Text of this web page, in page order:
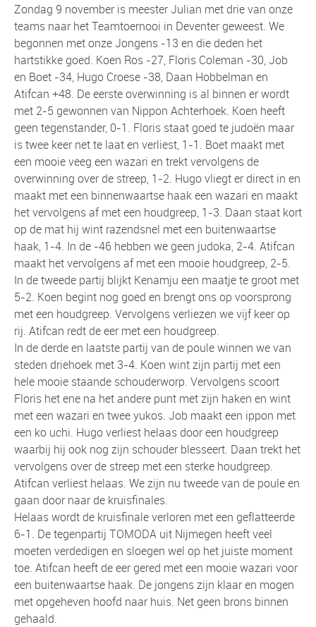
Zondag 9 november is meester Julian met drie van onze
teams naar het Teamtoernooi in Deventer geweest. We
begonnen met onze Jongens -13 en die deden het
hartstikke goed. Koen Ros -27, Floris Coleman -30, Job
en Boet -34, Hugo Croese -38, Daan Hobbelman en
Atifcan +48. De eerste overwinning is al binnen er wordt
met 2-5 gewonnen van Nippon Achterhoek. Koen heeft
geen tegenstander, 0-1. Floris staat goed te judoën maar
is twee keer net te laat en verliest, 1-1. Boet maakt met
een mooie veeg een wazari en trekt vervolgens de
overwinning over de streep, 1-2. Hugo vliegt er direct in en
maakt met een binnenwaartse haak een wazari en maakt
het vervolgens af met een houdgreep, 1-3. Daan staat kort
op de mat hij wint razendsnel met een buitenwaartse
haak, 1-4. In de -46 hebben we geen judoka, 2-4. Atifcan
maakt het vervolgens af met een mooie houdgreep, 2-5.
In de tweede partij blijkt Kenamju een maatje te groot met
5-2. Koen begint nog goed en brengt ons op voorsprong
met een houdgreep. Vervolgens verliezen we vijf keer op
rij. Atifcan redt de eer met een houdgreep.
In de derde en laatste partij van de poule winnen we van
steden driehoek met 3-4. Koen wint zijn partij met een
hele mooie staande schouderworp. Vervolgens scoort
Floris het ene na het andere punt met zijn haken en wint
met een wazari en twee yukos. Job maakt een ippon met
een ko uchi. Hugo verliest helaas door een houdgreep
waarbij hij ook nog zijn schouder blesseert. Daan trekt het
vervolgens over de streep met een sterke houdgreep.
Atifcan verliest helaas. We zijn nu tweede van de poule en
gaan door naar de kruisfinales.
Helaas wordt de kruisfinale verloren met een geflatteerde
6-1. De tegenpartij TOMODA uit Nijmegen heeft veel
moeten verdedigen en sloegen wel op het juiste moment
toe. Atifcan heeft de eer gered met een mooie wazari voor
een buitenwaartse haak. De jongens zijn klaar en mogen
met opgeheven hoofd naar huis. Net geen brons binnen
gehaald.